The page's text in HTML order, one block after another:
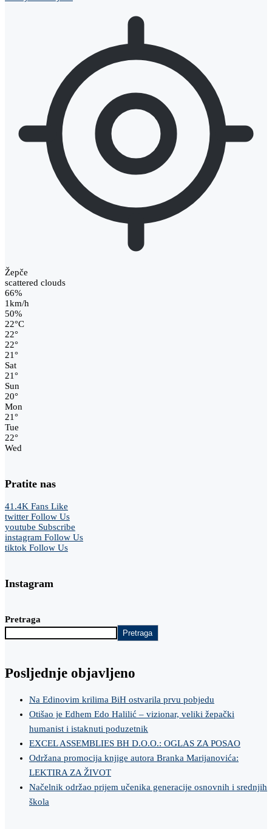
Žepče
scattered clouds
66%
1km/h
50%
22°C
22°
22°
21°
Sat
21°
Sun
20°
Mon
21°
Tue
22°
Wed
Pratite nas
41.4K Fans Like
twitter Follow Us
youtube Subscribe
instagram Follow Us
tiktok Follow Us
Instagram
Pretraga
Pretraga
Posljednje objavljeno
Na Edinovim krilima BiH ostvarila prvu pobjedu
Otišao je Edhem Edo Halilić – vizionar, veliki žepački
humanist i istaknuti poduzetnik
EXCEL ASSEMBLIES BH D.O.O.: OGLAS ZA POSAO
Održana promocija knjige autora Branka Marijanovića:
LEKTIRA ZA ŽIVOT
Načelnik održao prijem učenika generacije osnovnih i srednjih
škola